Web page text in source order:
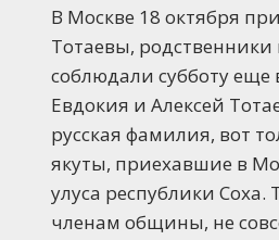
В Москве 18 октября
Тотаевы, родственники
соблюдали субботу еще
Евдокия и Алексей
русская фамилия, вот
якуты, приехавшие в
улуса республики Соха.
членам общины, не